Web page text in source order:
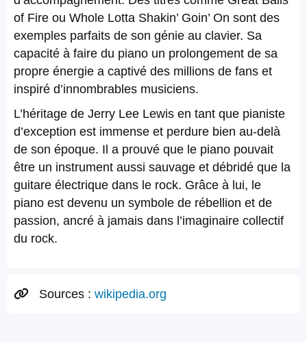
of Fire ou Whole Lotta Shakin’ Goin’ On sont des
exemples parfaits de son génie au clavier. Sa
capacité à faire du piano un prolongement de sa
propre énergie a captivé des millions de fans et
inspiré d’innombrables musiciens.
L’héritage de Jerry Lee Lewis en tant que pianiste
d’exception est immense et perdure bien au-delà
de son époque. Il a prouvé que le piano pouvait
être un instrument aussi sauvage et débridé que la
guitare électrique dans le rock. Grâce à lui, le
piano est devenu un symbole de rébellion et de
passion, ancré à jamais dans l’imaginaire collectif
du rock.
Sources : wikipedia.org